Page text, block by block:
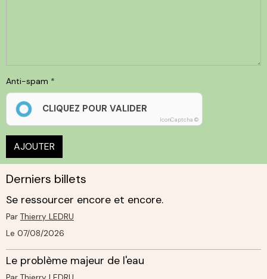
Anti-spam
CLIQUEZ POUR VALIDER
IconCaptcha ©
AJOUTER
Derniers billets
Se ressourcer encore et encore.
Par Thierry LEDRU
Le 07/08/2026
Le problème majeur de l'eau